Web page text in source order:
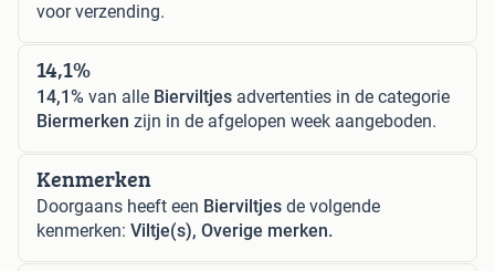
voor verzending.
14,1%
14,1% van alle Bierviltjes advertenties in de categorie
Biermerken zijn in de afgelopen week aangeboden.
Kenmerken
Doorgaans heeft een Bierviltjes de volgende
kenmerken: Viltje(s), Overige merken.